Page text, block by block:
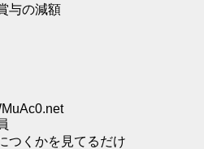
与の減額
つくかを見てるだけ